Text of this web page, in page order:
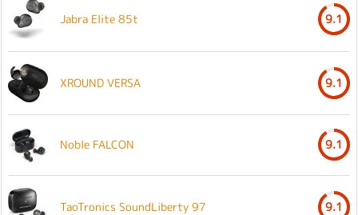
Jabra Elite 85t 9.1
XROUND VERSA 9.1
Noble FALCON 9.1
TaoTronics SoundLiberty 97 9.1